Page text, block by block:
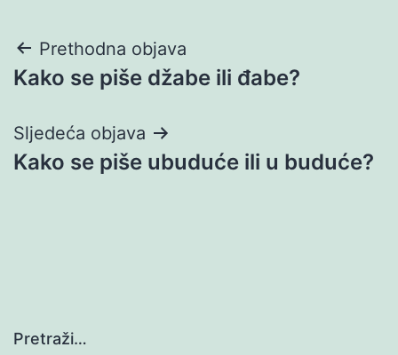
Navigacija
objava
Prethodna objava
Kako se piše džabe ili đabe?
Sljedeća objava
Kako se piše ubuduće ili u buduće?
Pretraži…